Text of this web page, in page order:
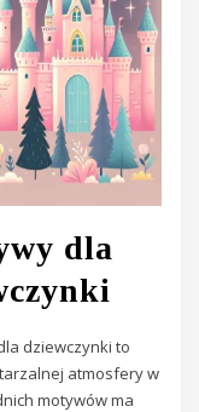
dla
dziewczynki to
atmosfery w
motywów ma